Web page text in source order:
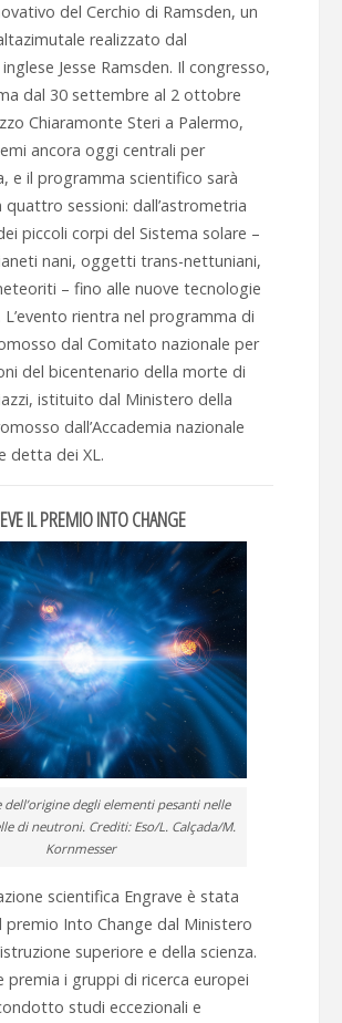
del Cerchio di Ramsden, un
realizzato dal
Jesse Ramsden. Il congresso,
dal 30 settembre al 2 ottobre
Chiaramonte Steri a Palermo,
ancora oggi centrali per
e il programma scientifico sarà
sessioni: dall’astrometria
piccoli corpi del Sistema solare –
nani, oggetti trans-nettuniani,
– fino alle nuove tecnologie
L’evento rientra nel programma di
dal Comitato nazionale per
del bicentenario della morte di
istituito dal Ministero della
dall’Accademia nazionale
detta dei XL.
IL PREMIO INTO CHANGE
dell’origine degli elementi pesanti nelle
di neutroni. Crediti: Eso/L. Calçada/M.
Kornmesser
scientifica Engrave è stata
premio Into Change dal Ministero
superiore e della scienza.
premia i gruppi di ricerca europei
studi eccezionali e